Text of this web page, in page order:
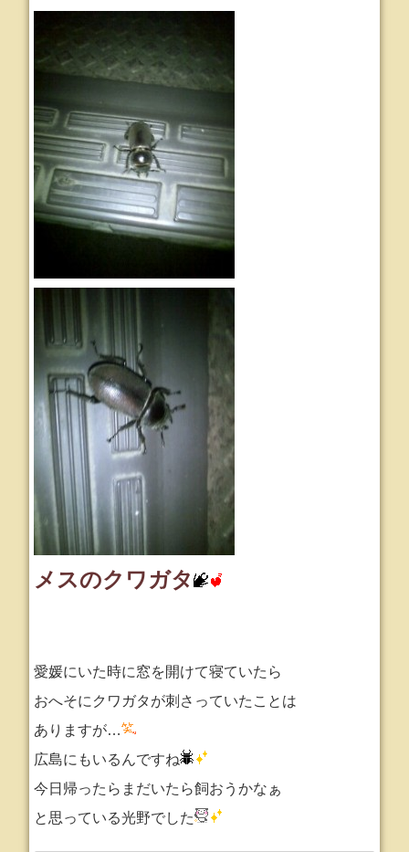
メスのクワガタ
愛媛にいた時に窓を開けて寝ていたら
おへそにクワガタが刺さっていたことは
ありますが…
広島にもいるんですね
今日帰ったらまだいたら飼おうかなぁ
と思っている光野でした